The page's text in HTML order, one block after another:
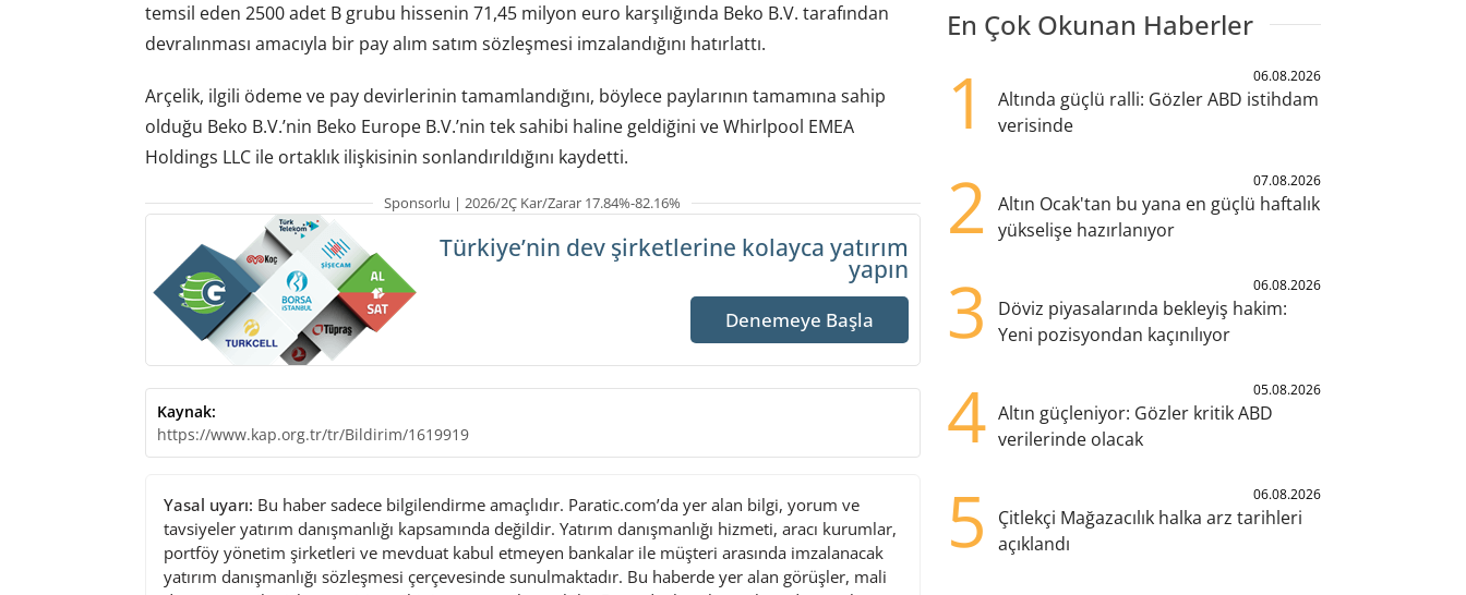
temsil eden 2500 adet B grubu hissenin 71,45 milyon euro karşılığında Beko B.V. tarafından
devralınması amacıyla bir pay alım satım sözleşmesi imzalandığını hatırlattı.
Arçelik, ilgili ödeme ve pay devirlerinin tamamlandığını, böylece paylarının tamamına sahip
olduğu Beko B.V.’nin Beko Europe B.V.’nin tek sahibi haline geldiğini ve Whirlpool EMEA
Holdings LLC ile ortaklık ilişkisinin sonlandırıldığını kaydetti.
Sponsorlu | 2026/2Ç Kar/Zarar 17.84%-82.16%
Türkiye’nin dev şirketlerine kolayca yatırım
yapın
Denemeye Başla
Kaynak:
https://www.kap.org.tr/tr/Bildirim/1619919
Yasal uyarı: Bu haber sadece bilgilendirme amaçlıdır. Paratic.com’da yer alan bilgi, yorum ve
tavsiyeler yatırım danışmanlığı kapsamında değildir. Yatırım danışmanlığı hizmeti, aracı kurumlar,
portföy yönetim şirketleri ve mevduat kabul etmeyen bankalar ile müşteri arasında imzalanacak
yatırım danışmanlığı sözleşmesi çerçevesinde sunulmaktadır. Bu haberde yer alan görüşler, mali
En Çok Okunan Haberler
1 06.08.2026
Altında güçlü ralli: Gözler ABD istihdam
verisinde
2 07.08.2026
Altın Ocak'tan bu yana en güçlü haftalık
yükselişe hazırlanıyor
3 06.08.2026
Döviz piyasalarında bekleyiş hakim:
Yeni pozisyondan kaçınılıyor
4 05.08.2026
Altın güçleniyor: Gözler kritik ABD
verilerinde olacak
5 06.08.2026
Çitlekçi Mağazacılık halka arz tarihleri
açıklandı